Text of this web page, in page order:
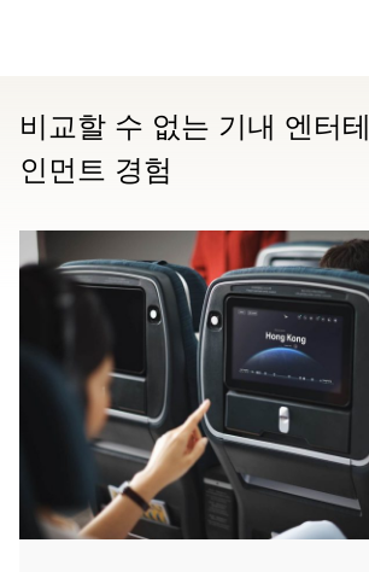
비교할 수 없는 기내 엔터테
인먼트 경험